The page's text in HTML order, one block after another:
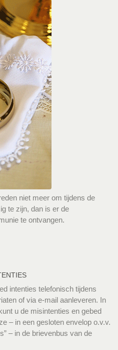
niet meer om tijdens de
te zijn, dan is er de
te ontvangen.
intenties telefonisch tijdens
of via e-mail aanleveren. In
u de misintenties en gebed
– in een gesloten envelop o.v.v.
– in de brievenbus van de